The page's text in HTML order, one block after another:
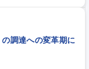
領域】研究開発領域は、当
ある「免疫系領域」「神
見据えた新領域や新規モ
の調達への変革期に